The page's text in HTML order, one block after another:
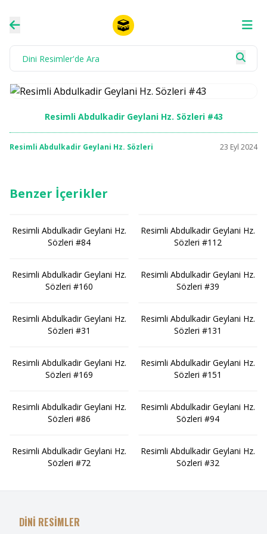
Resimli Abdulkadir Geylani Hz. Sözleri #43
Resimli Abdulkadir Geylani Hz. Sözleri 23 Eyl 2024
Benzer İçerikler
Resimli Abdulkadir Geylani Hz.
Sözleri #84
Resimli Abdulkadir Geylani Hz.
Sözleri #160
Resimli Abdulkadir Geylani Hz.
Sözleri #31
Resimli Abdulkadir Geylani Hz.
Sözleri #169
Resimli Abdulkadir Geylani Hz.
Sözleri #86
Resimli Abdulkadir Geylani Hz.
Sözleri #72
Resimli Abdulkadir Geylani Hz.
Sözleri #112
Resimli Abdulkadir Geylani Hz.
Sözleri #39
Resimli Abdulkadir Geylani Hz.
Sözleri #131
Resimli Abdulkadir Geylani Hz.
Sözleri #151
Resimli Abdulkadir Geylani Hz.
Sözleri #94
Resimli Abdulkadir Geylani Hz.
Sözleri #32
DİNİ RESİMLER